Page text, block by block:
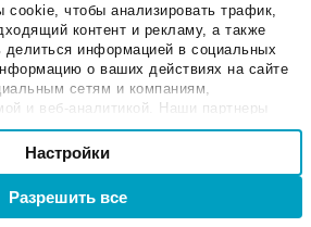
чтобы анализировать трафик,
контент и рекламу, а также
делиться информацией в социальных
о ваших действиях на сайте
сетям и компаниям,
и веб-аналитикой. Наши партнеры
сведения с предоставленной вами
которые они получили при
сервисов.
Настройки
Разрешить все
переподключить бот.
в инструкции
бота.
полезна статья "Чек-лист по